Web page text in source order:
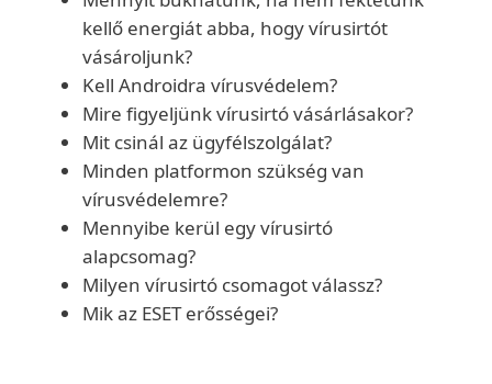
kellő energiát abba, hogy vírusirtót
vásároljunk?
Kell Androidra vírusvédelem?
Mire figyeljünk vírusirtó vásárlásakor?
Mit csinál az ügyfélszolgálat?
Minden platformon szükség van
vírusvédelemre?
Mennyibe kerül egy vírusirtó
alapcsomag?
Milyen vírusirtó csomagot válassz?
Mik az ESET erősségei?